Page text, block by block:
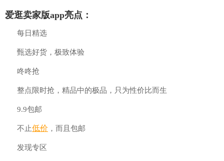
爱逛卖家版app亮点：
每日精选
甄选好货，极致体验
咚咚抢
整点限时抢，精品中的极品，只为性价比而生
9.9包邮
不止低价 ，而且包邮
发现专区